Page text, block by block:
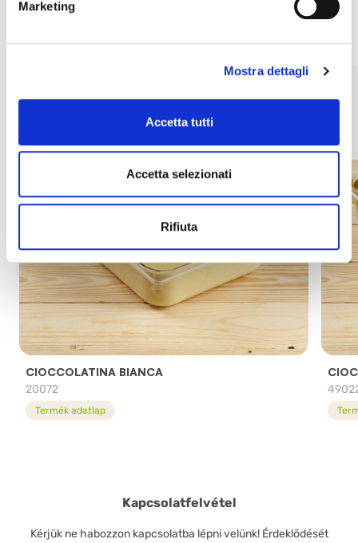
Marketing
Mostra dettagli
Accetta tutti
Accetta selezionati
Rifiuta
érdekelhetik Önt
CIOCCOLATINA BIANCA
20072
Termék adatlap
Kapcsolatfelvétel
Kérjük ne habozzon kapcsolatba lépni velünk! Érdeklődését